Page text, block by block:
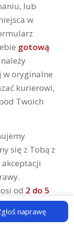
lub
w
gotową
w oryginalne
kurierowi,
Twoich
się z Tobą z
od 2 do 5
usterki,
naprawę